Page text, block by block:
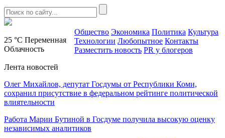
25 °C Переменная
Облачность
Общество Экономика Политика Культура
Технологии Любопытное Контакты
Разместить новость PR у блогеров
Лента новостей
Олег Михайлов, депутат Госдумы от Республики Коми,
сохранил присутствие в федеральном рейтинге политической
влиятельности
Работа Марии Бутиной в Госдуме получила высокую оценку
независимых аналитиков